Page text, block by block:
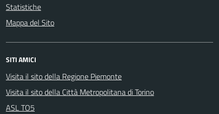
Statistiche
Mappa del Sito
SITI AMICI
Visita il sito della Regione Piemonte
Visita il sito della Città Metropolitana di Torino
ASL TO5